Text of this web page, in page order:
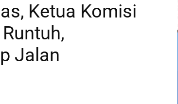
Ketua Komisi
Jalan